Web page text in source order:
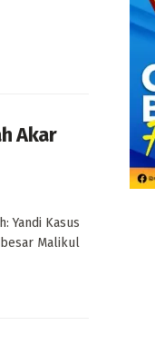
Akar
Yandi Kasus
Malikul